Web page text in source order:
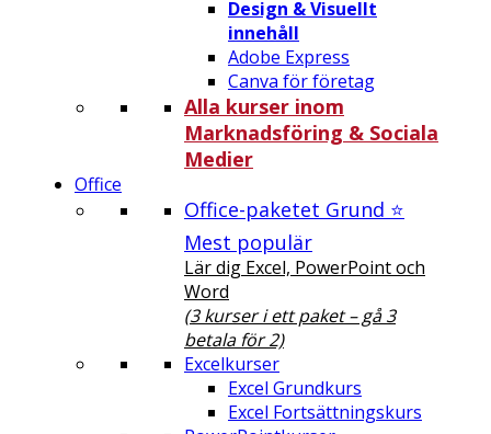
Design & Visuellt
innehåll
Adobe Express
Canva för företag
Alla kurser inom
Marknadsföring & Sociala
Medier
Office
Office-paketet Grund ⭐
Mest populär
Lär dig Excel, PowerPoint och
Word
(3 kurser i ett paket – gå 3
betala för 2)
Excelkurser
Excel Grundkurs
Excel Fortsättningskurs